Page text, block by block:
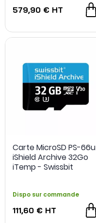
579,90 € HT
Carte MicroSD PS-66u
iShield Archive 32Go
iTemp - Swissbit
Dispo sur commande
111,60 € HT